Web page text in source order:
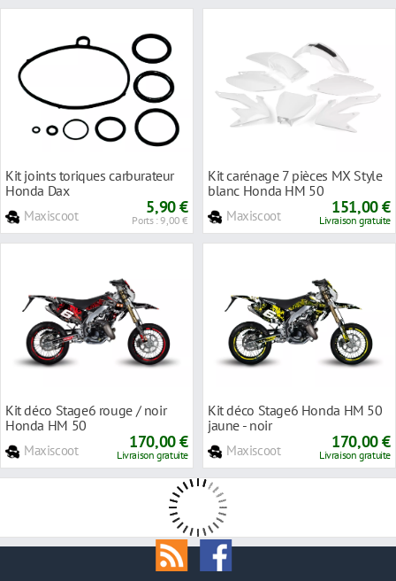
Kit joints toriques carburateur
Honda Dax
Maxiscoot 5,90 €
Ports : 9,00 €
Kit carénage 7 pièces MX Style
blanc Honda HM 50
Maxiscoot 151,00 €
Livraison gratuite
Kit déco Stage6 rouge / noir
Honda HM 50
Maxiscoot 170,00 €
Livraison gratuite
Kit déco Stage6 Honda HM 50
jaune - noir
Maxiscoot 170,00 €
Livraison gratuite